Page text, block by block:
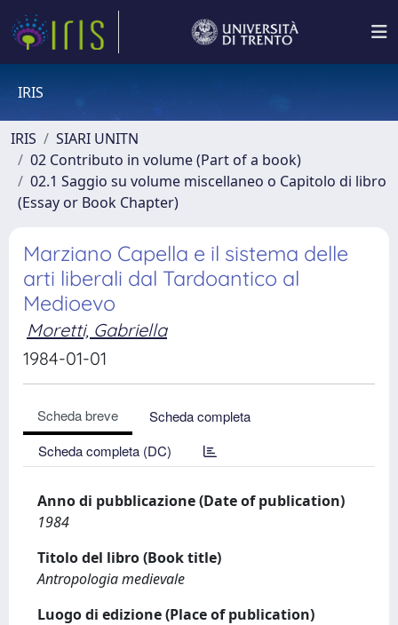
IRIS
IRIS
SIARI UNITN
02 Contributo in volume (Part of a book)
02.1 Saggio su volume miscellaneo o Capitolo di libro
(Essay or Book Chapter)
Marziano Capella e il sistema delle
arti liberali dal Tardoantico al
Medioevo
Moretti, Gabriella
1984-01-01
Scheda breve
Scheda completa
Scheda completa (DC)
Anno di pubblicazione (Date of publication)
1984
Titolo del libro (Book title)
Antropologia medievale
Luogo di edizione (Place of publication)